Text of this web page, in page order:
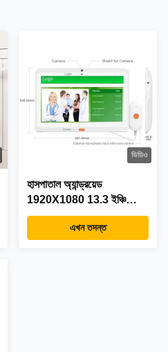
ভিডিও
হাসপাতাল অ্যান্ড্রয়েড
1920X1080 13.3 ইঞ্চি
মেডিকেল ট্যাবলেট হ্যান্ডেল কল
সেন্টার পরিষেবা সহএখন তদন্ত